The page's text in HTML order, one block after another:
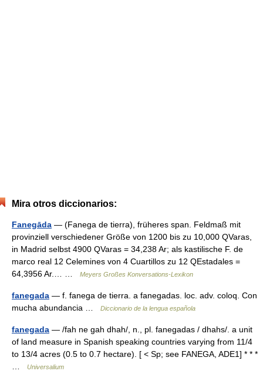
Mira otros diccionarios:
Fanegāda — (Fanega de tierra), früheres span. Feldmaß mit
provinziell verschiedener Größe von 1200 bis zu 10,000 QVaras,
in Madrid selbst 4900 QVaras = 34,238 Ar; als kastilische F. de
marco real 12 Celemines von 4 Cuartillos zu 12 QEstadales =
64,3956 Ar.… …
Meyers Großes Konversations-Lexikon
fanegada — f. fanega de tierra. a fanegadas. loc. adv. coloq. Con
mucha abundancia …
Diccionario de la lengua española
fanegada — /fah ne gah dhah/, n., pl. fanegadas / dhahs/. a unit
of land measure in Spanish speaking countries varying from 11/4
to 13/4 acres (0.5 to 0.7 hectare). [ < Sp; see FANEGA, ADE1] * * *
Universalium